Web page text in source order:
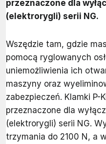
przeznaczone dla
(elektrorygli) serii NG.
Wszędzie tam, gdzie
pomocą ryglowanych
uniemożliwienia ich
maszyny oraz
zabezpieczeń. Klamki P-
przeznaczone dla
(elektrorygli) serii NG.
trzymania do 2100 N, a